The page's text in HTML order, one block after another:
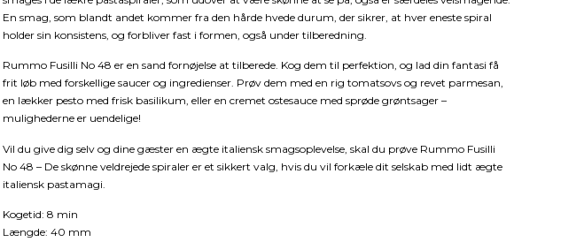
En smag, som blandt andet kommer fra den hårde hvede durum, der sikrer, at hver eneste spiral
holder sin konsistens, og forbliver fast i formen, også under tilberedning.
Rummo Fusilli No 48 er en sand fornøjelse at tilberede. Kog dem til perfektion, og lad din fantasi få
frit løb med forskellige saucer og ingredienser. Prøv dem med en rig tomatsovs og revet parmesan,
en lækker pesto med frisk basilikum, eller en cremet ostesauce med sprøde grøntsager –
mulighederne er uendelige!
Vil du give dig selv og dine gæster en ægte italiensk smagsoplevelse, skal du prøve Rummo Fusilli
No 48 – De skønne veldrejede spiraler er et sikkert valg, hvis du vil forkæle dit selskab med lidt ægte
italiensk pastamagi.
Kogetid: 8 min
Længde: 40 mm